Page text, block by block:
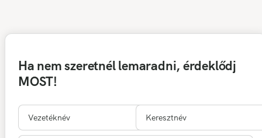
Ha nem szeretnél lemaradni, érdeklődj
MOST!